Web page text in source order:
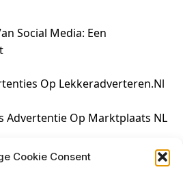
Cookie Consent
Social Media: Een
Op Lekkeradverteren.nl
Advertentie Op Marktplaats NL
Voor Succesvolle Marketing